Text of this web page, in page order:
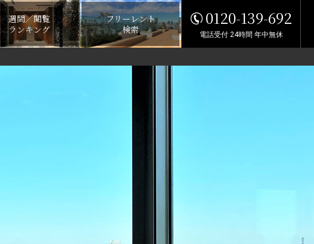
週間／閲覧
ランキング
フリーレント
検索
0120-139-692
電話受付 24時間 年中無休